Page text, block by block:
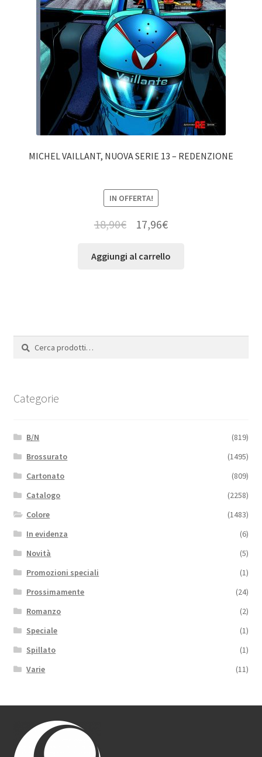
MICHEL VAILLANT, NUOVA SERIE 13 – REDENZIONE
IN OFFERTA!
18,90€ 17,96€
Aggiungi al carrello
Cerca:
Cerca
Categorie
B/N
(819)
Brossurato
(1495)
Cartonato
(809)
Catalogo
(2258)
Colore
(1483)
In evidenza
(6)
Novità
(5)
Promozioni speciali
(1)
Prossimamente
(24)
Romanzo
(2)
Speciale
(1)
Spillato
(1)
Varie
(11)